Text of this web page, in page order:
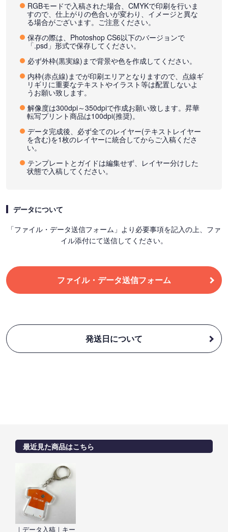
RGBモードで入稿された場合、CMYKで印刷を行いま
すので、仕上がりの色合いが変わり、イメージと異な
る場合がございます。ご注意ください。
保存の際は、Photoshop CS6以下のバージョンで
「.psd」形式で保存してください。
必ず外枠(黒実線)まで背景や色を作成してください。
内枠(赤点線)までが印刷エリアとなりますので、点線ギ
リギリに重要なテキストやイラスト等は配置しないよ
うお願い致します。
解像度は300dpi～350dpiで作成お願い致します。昇華
転写プリント商品は100dpi(推奨)。
データ完成後、必ず全てのレイヤー(テキストレイヤー
を含む)を1枚のレイヤーに統合してからご入稿くださ
い。
テンプレートとガイドは編集せず、レイヤー分けした
状態で入稿してください。
データについて
「ファイル・データ送信フォーム」より必要事項を記入の上、ファ
イル添付にて送信してください。
ファイル・データ送信フォーム
発送日について
最近見た商品はこちら
｜データ入稿｜キー